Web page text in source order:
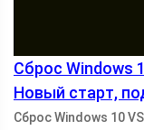
Сброс Windows
Новый старт,
Сброс Windows 10